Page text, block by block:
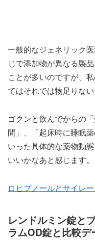
一般的なジェネリック
じで添加物が異なる製
ことが多いのですが、
てはそれでは物足りない
ゴクンと飲んでからの
間」、「起床時に睡眠
いった具体的な薬物動
いいかなあと感じます。
ロヒプノールとサイレ
レンドルミン錠と
ラムOD錠と比較デ